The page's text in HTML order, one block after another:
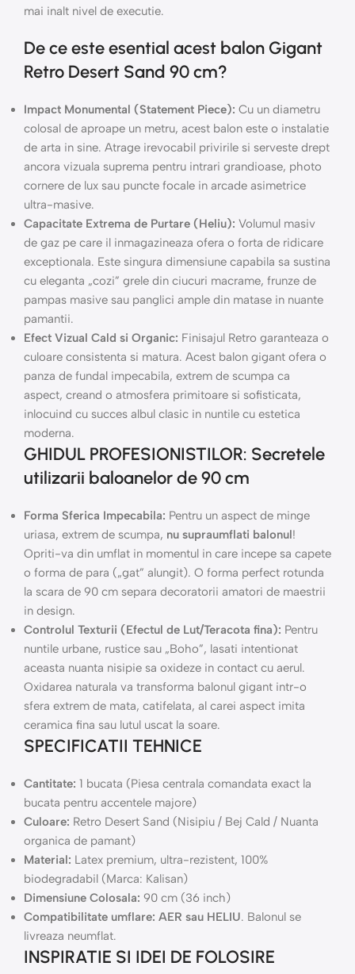
mai inalt nivel de executie.
De ce este esential acest balon Gigant
Retro Desert Sand 90 cm?
Impact Monumental (Statement Piece): Cu un diametru
colosal de aproape un metru, acest balon este o instalatie
de arta in sine. Atrage irevocabil privirile si serveste drept
ancora vizuala suprema pentru intrari grandioase, photo
cornere de lux sau puncte focale in arcade asimetrice
ultra-masive.
Capacitate Extrema de Purtare (Heliu): Volumul masiv
de gaz pe care il inmagazineaza ofera o forta de ridicare
exceptionala. Este singura dimensiune capabila sa sustina
cu eleganta „cozi” grele din ciucuri macrame, frunze de
pampas masive sau panglici ample din matase in nuante
pamantii.
Efect Vizual Cald si Organic: Finisajul Retro garanteaza o
culoare consistenta si matura. Acest balon gigant ofera o
panza de fundal impecabila, extrem de scumpa ca
aspect, creand o atmosfera primitoare si sofisticata,
inlocuind cu succes albul clasic in nuntile cu estetica
moderna.
GHIDUL PROFESIONISTILOR: Secretele
utilizarii baloanelor de 90 cm
Forma Sferica Impecabila: Pentru un aspect de minge
uriasa, extrem de scumpa, nu supraumflati balonul!
Opriti-va din umflat in momentul in care incepe sa capete
o forma de para („gat” alungit). O forma perfect rotunda
la scara de 90 cm separa decoratorii amatori de maestrii
in design.
Controlul Texturii (Efectul de Lut/Teracota fina): Pentru
nuntile urbane, rustice sau „Boho”, lasati intentionat
aceasta nuanta nisipie sa oxideze in contact cu aerul.
Oxidarea naturala va transforma balonul gigant intr-o
sfera extrem de mata, catifelata, al carei aspect imita
ceramica fina sau lutul uscat la soare.
SPECIFICATII TEHNICE
Cantitate: 1 bucata (Piesa centrala comandata exact la
bucata pentru accentele majore)
Culoare: Retro Desert Sand (Nisipiu / Bej Cald / Nuanta
organica de pamant)
Material: Latex premium, ultra-rezistent, 100%
biodegradabil (Marca: Kalisan)
Dimensiune Colosala: 90 cm (36 inch)
Compatibilitate umflare: AER sau HELIU. Balonul se
livreaza neumflat.
INSPIRATIE SI IDEI DE FOLOSIRE